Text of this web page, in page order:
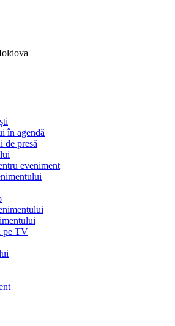
în agendă
de presă
eveniment
pe TV